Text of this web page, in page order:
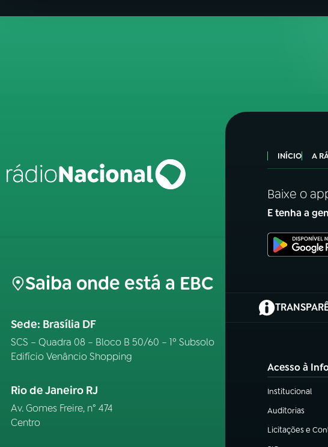
Saiba onde está a EBC
Sede: Brasília DF
SCS – Quadra 08 – Bloco B 50/60 – 1º Subsolo
Edifício Venâncio Shopping
Rio de Janeiro RJ
Av. Gomes Freire, n° 474
Centro
INÍCIO A
Baixe o
E tenha a
(abre em
Acesso à
Institucional
(abre em nova
Auditorias
(abre em nova
Licitações e
(abre em nova